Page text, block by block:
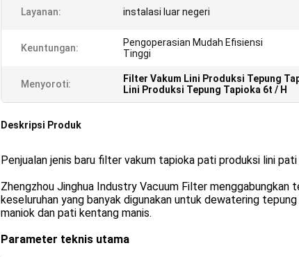
Layanan: instalasi luar negeri
Keuntungan:
Pengoperasian Mudah Efisiensi
Tinggi
Menyoroti: Filter Vakum Lini Produksi Tepung
Lini Produksi Tepung Tapioka 6t / H
Deskripsi Produk
Penjualan jenis baru filter vakum tapioka pati produksi lini
Zhengzhou Jinghua Industry Vacuum Filter
keseluruhan yang banyak digunakan untuk dewatering
maniok dan pati kentang manis.
Parameter teknis utama